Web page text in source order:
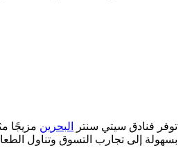
توفر فنادق سيتي سنتر البحرين مزيجًا
بسهولة إلى تجارب التسوق وتناول